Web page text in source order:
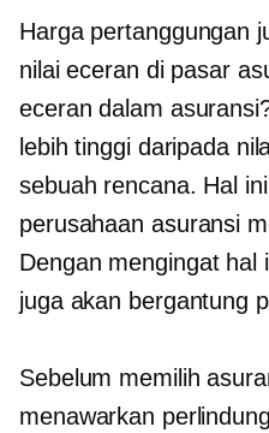
Harga pertanggungan
nilai eceran di pasar
eceran dalam
lebih tinggi daripada
sebuah rencana. Hal
perusahaan asuransi
Dengan mengingat hal
juga akan bergantung
Sebelum memilih
menawarkan